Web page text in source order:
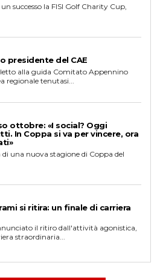
successo la FISI Golf Charity Cup,
presidente del CAE
alla guida Comitato Appennino
regionale tenutasi...
ottobre: «I social? Oggi
In Coppa si va per vincere, ora
una nuova stagione di Coppa del
si ritira: un finale di carriera
il ritiro dall'attività agonistica,
straordinaria...